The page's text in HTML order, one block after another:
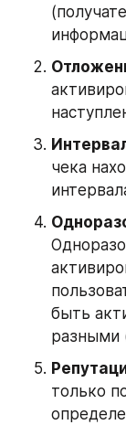
чека
быть
разными
только